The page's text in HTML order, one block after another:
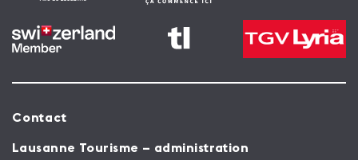
Contact
Lausanne Tourisme – administration